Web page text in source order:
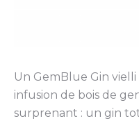
Un GemBlue Gin
infusion de bois de
surprenant : un gin